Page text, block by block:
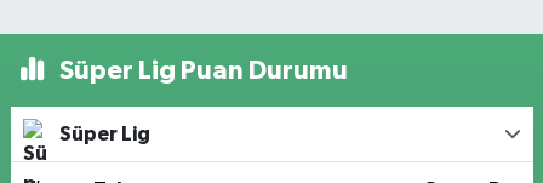
Süper Lig Puan Durumu
Süper Lig